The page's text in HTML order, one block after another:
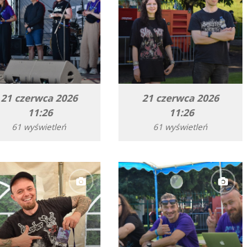
21 czerwca 2026
11:26
61 wyświetleń
21 czerwca 2026
11:26
61 wyświetleń